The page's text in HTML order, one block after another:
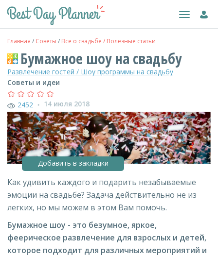
Toggle
Главная / Советы / Все о свадьбе / Полезные статьи
Бумажное шоу на свадьбу
Развлечение гостей / Шоу программы на свадьбу
Советы и идеи
2452 ● 14 июля 2018
Добавить в закладки
Как удивить каждого и подарить незабываемые
эмоции на свадьбе? Задача действительно не из
легких, но мы можем в этом Вам помочь.
Бумажное шоу - это безумное, яркое,
феерическое развлечение для взрослых и детей,
которое подходит для различных мероприятий и